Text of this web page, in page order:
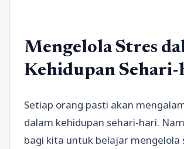
Mengelola Stres
Kehidupan
Setiap orang pasti akan
dalam kehidupan sehari-hari.
bagi kita untuk belajar mengelola